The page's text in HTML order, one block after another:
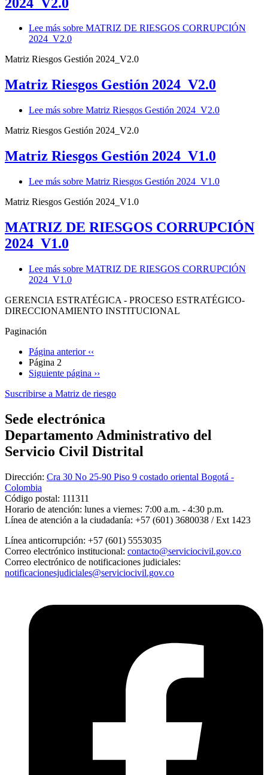
Lee más sobre MATRIZ DE RIESGOS CORRUPCIÓN
2024_V2.0
Matriz Riesgos Gestión 2024_V2.0
Matriz Riesgos Gestión 2024_V2.0
Lee más sobre Matriz Riesgos Gestión 2024_V2.0
Matriz Riesgos Gestión 2024_V2.0
Matriz Riesgos Gestión 2024_V1.0
Lee más sobre Matriz Riesgos Gestión 2024_V1.0
Matriz Riesgos Gestión 2024_V1.0
MATRIZ DE RIESGOS CORRUPCIÓN
2024_V1.0
Lee más sobre MATRIZ DE RIESGOS CORRUPCIÓN
2024_V1.0
GERENCIA ESTRATÉGICA - PROCESO ESTRATÉGICO-
DIRECCIONAMIENTO INSTITUCIONAL
Paginación
Página anterior ‹‹
Página 2
Siguiente página ››
Suscribirse a Matriz de riesgo
Sede electrónica
Departamento Administrativo del
Servicio Civil Distrital
Dirección: Cra 30 No 25-90 Piso 9 costado oriental Bogotá -
Colombia
Código postal: 111311
Horario de atención: lunes a viernes: 7:00 a.m. - 4:30 p.m.
Línea de atención a la ciudadanía: +57 (601) 3680038 / Ext 1423
Línea anticorrupción: +57 (601) 5553035
Correo electrónico institucional: contacto@serviciocivil.gov.co
Correo electrónico de notificaciones judiciales:
notificacionesjudiciales@serviciocivil.gov.co